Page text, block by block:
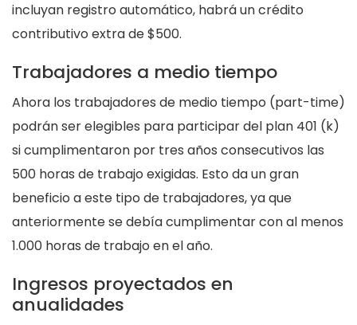
incluyan registro automático, habrá un crédito
contributivo extra de $500.
Trabajadores a medio tiempo
Ahora los trabajadores de medio tiempo (part-time)
podrán ser elegibles para participar del plan 401 (k)
si cumplimentaron por tres años consecutivos las
500 horas de trabajo exigidas. Esto da un gran
beneficio a este tipo de trabajadores, ya que
anteriormente se debía cumplimentar con al menos
1.000 horas de trabajo en el año.
Ingresos proyectados en
anualidades